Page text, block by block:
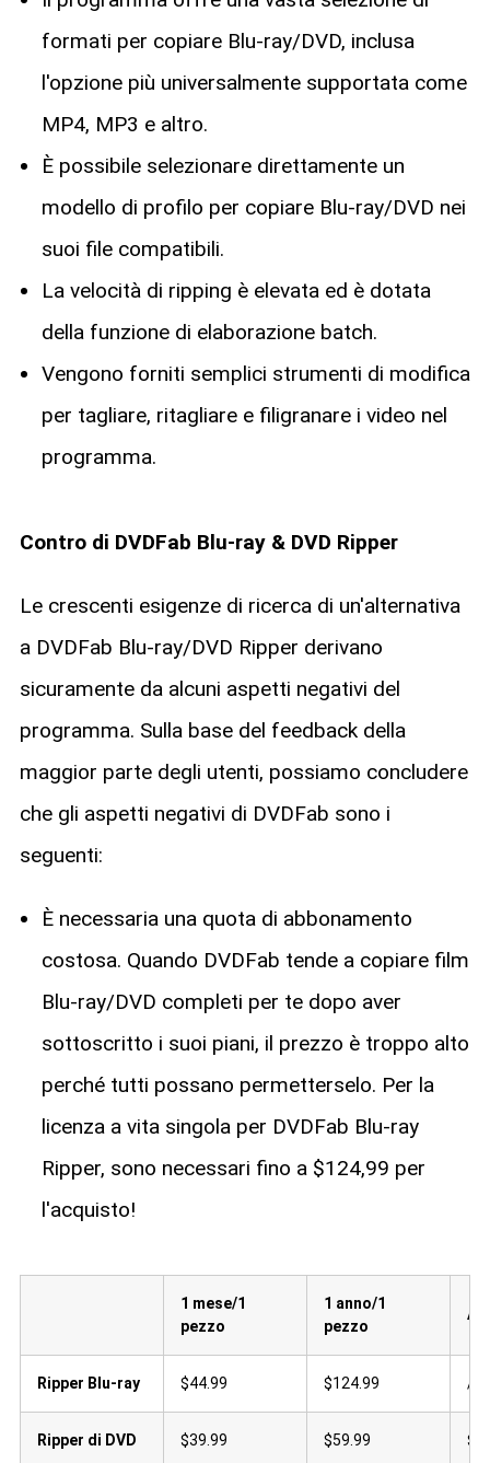
formati per copiare Blu-ray/DVD, inclusa
l'opzione più universalmente supportata come
MP4, MP3 e altro.
È possibile selezionare direttamente un
modello di profilo per copiare Blu-ray/DVD nei
suoi file compatibili.
La velocità di ripping è elevata ed è dotata
della funzione di elaborazione batch.
Vengono forniti semplici strumenti di modifica
per tagliare, ritagliare e filigranare i video nel
programma.
Contro di DVDFab Blu-ray & DVD Ripper
Le crescenti esigenze di ricerca di un'alternativa
a DVDFab Blu-ray/DVD Ripper derivano
sicuramente da alcuni aspetti negativi del
programma. Sulla base del feedback della
maggior parte degli utenti, possiamo concludere
che gli aspetti negativi di DVDFab sono i
seguenti:
È necessaria una quota di abbonamento
costosa. Quando DVDFab tende a copiare film
Blu-ray/DVD completi per te dopo aver
sottoscritto i suoi piani, il prezzo è troppo alto
perché tutti possano permetterselo. Per la
licenza a vita singola per DVDFab Blu-ray
Ripper, sono necessari fino a $124,99 per
l'acquisto!
1 mese/1
pezzo
1 anno/1
pezzo
A
Ripper Blu-ray $44.99 $124.99 /
Ripper di DVD $39.99 $59.99